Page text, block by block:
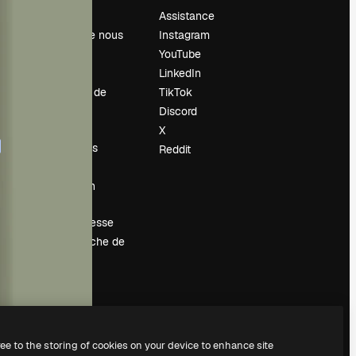
À propos de nous
Tendances de
Événements
Vendre mon
Salle de presse
À la recherche de
Assistance
Instagram
YouTube
LinkedIn
TikTok
Discord
X
Reddit
to the storing of cookies on your device to enhance site